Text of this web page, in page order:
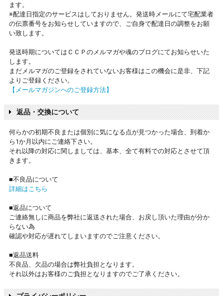
ます。
※配達日指定のサービスはしておりません。発送時メールにて宅配業者
の伝票番号をお知らせしていますので、ご自身で配達日の調整をお願
い致します。
発送時期についてはＣＣＰのメルマガや魂のブログにてお知らせいた
します。
まだメルマガのご登録をされていないお客様はこの機会に是非、下記
よりご登録ください。
【メールマガジンへのご登録方法】
返品・交換について
何らかの初期不良または個別に気になる点が見つかった場合、到着か
ら1か月以内にご連絡下さい。
それ以降の対応に関しましては、基本、全て有料での対応とさせて頂
きます。
■不良品について
詳細はこちら
■返品について
ご連絡無しに商品を弊社に返送された場合、お戻し頂いた理由が分か
らない為
確認や対応が遅れてしまいますのでご注意ください。
■返品送料
不良品、欠品の場合は弊社負担となります。
それ以外はお客様のご負担となりますのでご了承ください。